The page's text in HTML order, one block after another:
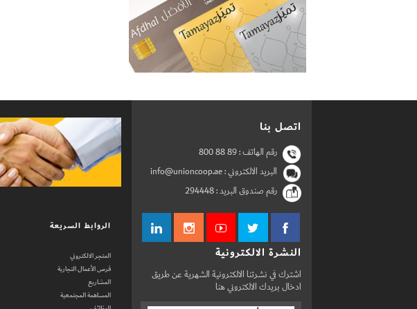
اتصل بنا
رقم الهاتف :800 88 89
البريد الالكتروني : info@unioncoop.ae
رقم صندوق البريد :294448
النشرة الالكترونية
اشترك في نشرتنا الالكترونية الشهرية عن طريق
ادخال بريدك الالكتروني هنا
الروابط السريعة
المتجر الالكتروني
فرص الأعمال التجارية
المشاريع
المساهمة المجتمعية